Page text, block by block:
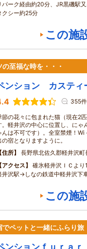
パーク経由約20分、JR黒磯駅
クシー約25分
この施
至福な時を・・・
ンション カスティ
355件
節の花々に包まれた猫（現在2
。軽井沢の中心に位置し、にゃ
んは不可です）。全室禁煙！
の宿となりますように。
住所
長野県北佐久郡軽井沢町
アクセス
碓氷軽井沢ＩＣよ
井沢駅→しなの鉄道中軽井沢下
この施
ペットと一緒にふらり旅